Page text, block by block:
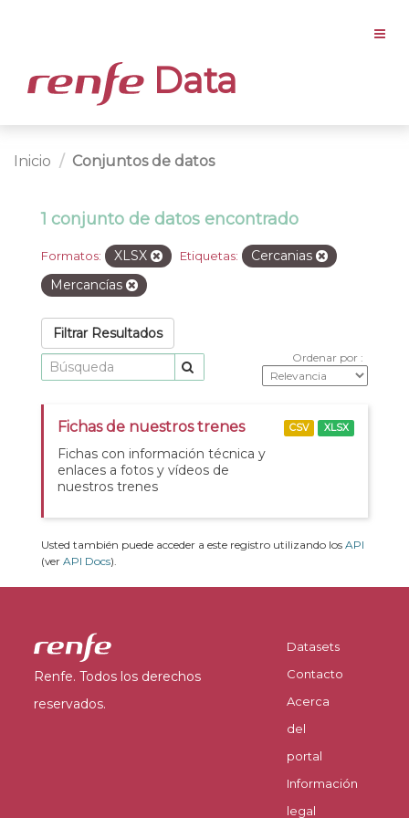
Data
Inicio Conjuntos de datos
1 conjunto de datos encontrado
Formatos: XLSX Etiquetas:
Cercanias
Mercancías
Filtrar Resultados
Ordenar por
Fichas de nuestros trenes
Fichas con información técnica y
enlaces a fotos y vídeos de
nuestros trenes
CSV XLSX
Usted también puede acceder a este registro utilizando los API
(ver API Docs).
Renfe. Todos los derechos
reservados.
Datasets
Contacto
Acerca
del
portal
Información
legal